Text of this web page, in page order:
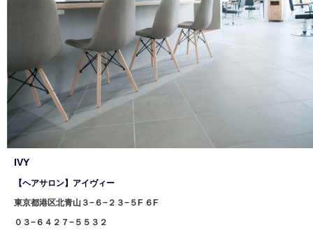
IVY
【ヘアサロン】アイヴィー
東京都港区北青山３−６−２３−５F ６F
０３−６４２７−５５３２